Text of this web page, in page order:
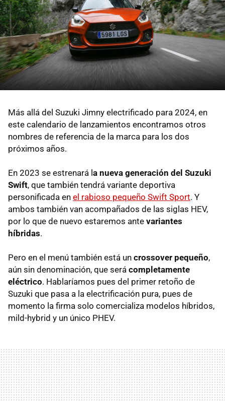
Más allá del Suzuki Jimny electrificado para 2024, en
este calendario de lanzamientos encontramos otros
nombres de referencia de la marca para los dos
próximos años.
En 2023 se estrenará l a nueva generación del Suzuki
Swift, que también tendrá variante deportiva
personificada en el rabioso pequeño Swift Sport. Y
ambos también van acompañados de las siglas HEV,
por lo que de nuevo estaremos ante variantes
híbridas.
Pero en el menú también está un crossover pequeño,
aún sin denominación, que será completamente
eléctrico. Hablaríamos pues del primer retoño de
Suzuki que pasa a la electrificación pura, pues de
momento la firma solo comercializa modelos híbridos,
mild-hybrid y un único PHEV.